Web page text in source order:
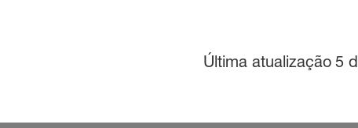
Última atualização 5